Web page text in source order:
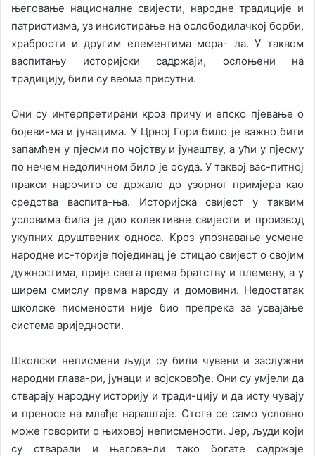
његовање националне свијести, народне традиције и
патриотизма, уз инсистирање на ослободилачкој борби,
храбрости и другим елементима мора- ла. У таквом
васпитању историјски садржаји, ослоњени на
традицију, били су веома присутни.
Они су интерпретирани кроз причу и епско пјевање о
бојеви-ма и јунацима. У Црној Гори било је важно бити
запамћен у пјесми по чојству и јунаштву, а ући у пјесму
по нечем недоличном било је осуда. У таквој вас-питној
пракси нарочито се држало до узорног примјера као
средства васпита-ња. Историјска свијест у таквим
условима била је дио колективне свијести и производ
укупних друштвених односа. Кроз упознавање усмене
народне ис-торије појединац је стицао свијест о својим
дужностима, прије свега према братству и племену, а у
ширем смислу према народу и домовини. Недостатак
школске писмености није био препрека за усвајање
система вриједности.
Школски неписмени људи су били чувени и заслужни
народни глава-ри, јунаци и војсковође. Они су умјели да
стварају народну историју и тради-цију и да исту чувају
и преносе на млађе нараштаје. Стога се само условно
може говорити о њиховој неписмености. Јер, људи који
су стварали и његова-ли тако богате садржаје